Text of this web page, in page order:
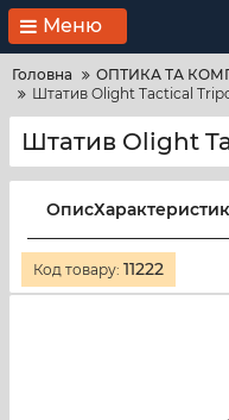
Меню
Головна ОПТИКА ТА
Штатив Olight Tactical
Штатив Olight
Опис
Код товару: 11222